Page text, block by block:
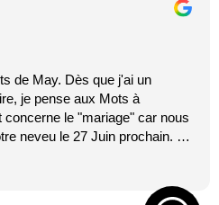
de May. Dès que j'ai un
je pense aux Mots à
le "mariage" car nous
neveu le 27 Juin prochain. Je